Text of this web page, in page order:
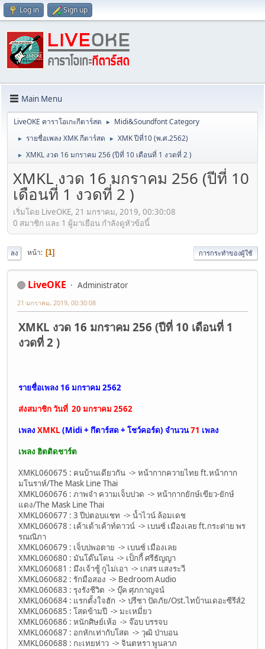
Log in Sign up
Main Menu
LiveOKE คาราโอเกะกีตาร์สด ► Midi&Soundfont Category
► รายชื่อเพลง XMK กีตาร์สด ► XMK ปีที่10 (พ.ศ.2562)
► XMKL งวด 16 มกราคม 256 (ปีที่ 10 เดือนที่ 1 งวดที่ 2 )
XMKL งวด 16 มกราคม 256 (ปีที่ 10
เดือนที่ 1 งวดที่ 2 )
เริ่มโดย LiveOKE, 21 มกราคม, 2019, 00:30:08
0 สมาชิก และ 1 ผู้มาเยือน กำลังดูหัวข้อนี้
ลง หน้า 1 การกระทำของผู้ใช้
LiveOKE Administrator
21 มกราคม, 2019, 00:30:08
XMKL งวด 16 มกราคม 256 (ปีที่ 10 เดือนที่ 1
งวดที่ 2 )
รายชื่อเพลง 16 มกราคม 2562
ส่งสมาชิก วันที่ 20 มกราคม 2562
เพลง XMKL (Midi + กึตาร์สด + โชว์คอร์ด) จำนวน71 เพลง
เพลง ฮิตติดชาร์ต
XMKL060675 : คนบ้านเดียวกัน -> หน้ากากควายไทย ft.หน้ากาก
มโนราห์/The Mask Line Thai
XMKL060676 : ภาพจำ ความเจ็บปวด -> หน้ากากยักษ์เขียว-ยักษ์
แดง/The Mask Line Thai
XMKL060677 : 3 ปีบ่ตอบแชท -> น้ำไวน์ ล้อมเดช
XMKL060678 : เค้าเด้าเค้าท์ดาวน์ -> เบนซ์ เมืองเลย ft.กระต่าย พร
รณณิภา
XMKL060679 : เจ็บบ่พอตาย -> เบนซ์ เมืองเลย
XMKL060680 : มันโด๊นโดน -> เป็กกี้ ศรีธัญญา
XMKL060681 : มึงเจ้าชู้ กูไม่เอา -> เกสร แสงระวี
XMKL060682 : รักมือสอง -> Bedroom Audio
XMKL060683 : รุงรังชีวิต -> บุ๊ค ศุภกาญจน์
XMKL060684 : แรกตั้งใจฮัก -> ปรีชา ปัดภัย/Ost.ไทบ้านเดอะซีรีส์2
XMKL060685 : โสดข้ามปี -> มะเหมี่ยว
XMKL060686 : หนักศิษย์เห้อ -> จ๊อบ บรรจบ
XMKL060687 : อกหักเท่ากับโสด -> วุฒิ ป่าบอน
XMKL060688 : กะเทยห่าว -> จินตหรา พูนลาภ